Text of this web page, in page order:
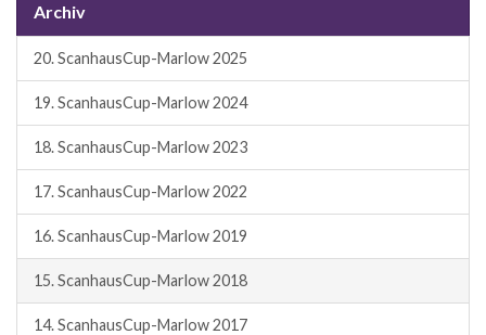
Archiv
20. ScanhausCup-Marlow 2025
19. ScanhausCup-Marlow 2024
18. ScanhausCup-Marlow 2023
17. ScanhausCup-Marlow 2022
16. ScanhausCup-Marlow 2019
15. ScanhausCup-Marlow 2018
14. ScanhausCup-Marlow 2017